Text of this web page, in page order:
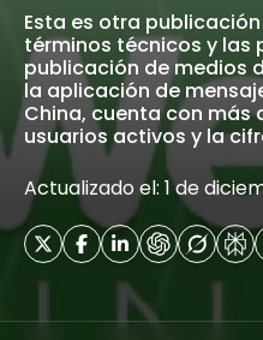
Esta es otra
términos técnicos y las
publicación de medios
la aplicación de
China, cuenta con más
usuarios activos y la
Actualizado el: 1 de